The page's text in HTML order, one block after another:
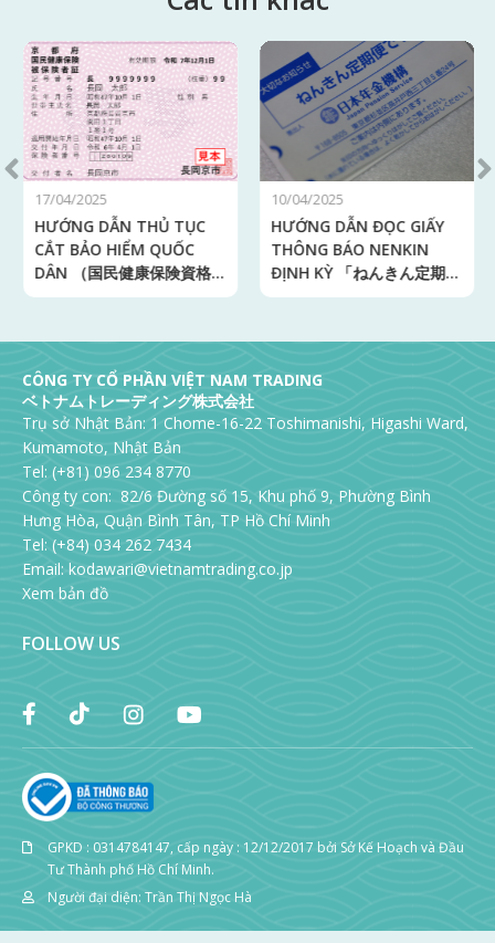
17/04/2025
HƯỚNG DẪN THỦ TỤC
CẮT BẢO HIỂM QUỐC
DÂN （国民健康保険資格喪
失手続き）
10/04/2025
HƯỚNG DẪN ĐỌC GIẤY
THÔNG BÁO NENKIN
ĐỊNH KỲ 「ねんきん定期
便」
CÔNG TY CỔ PHẦN VIỆT NAM TRADING
ベトナムトレーディング株式会社
Trụ sở Nhật Bản: 1 Chome-16-22 Toshimanishi, Higashi Ward,
Kumamoto, Nhật Bản
Tel: (+81) 096 234 8770
Công ty con: 82/6 Đường số 15, Khu phố 9, Phường Bình
Hưng Hòa, Quận Bình Tân, TP Hồ Chí Minh
Tel: (+84) 034 262 7434
Email:kodawari@vietnamtrading.co.jp
Xem bản đồ
FOLLOW US
GPKD : 0314784147, cấp ngày : 12/12/2017 bởi Sở Kế Hoạch và Đầu
Tư Thành phố Hồ Chí Minh.
Người đại diện: Trần Thị Ngọc Hà